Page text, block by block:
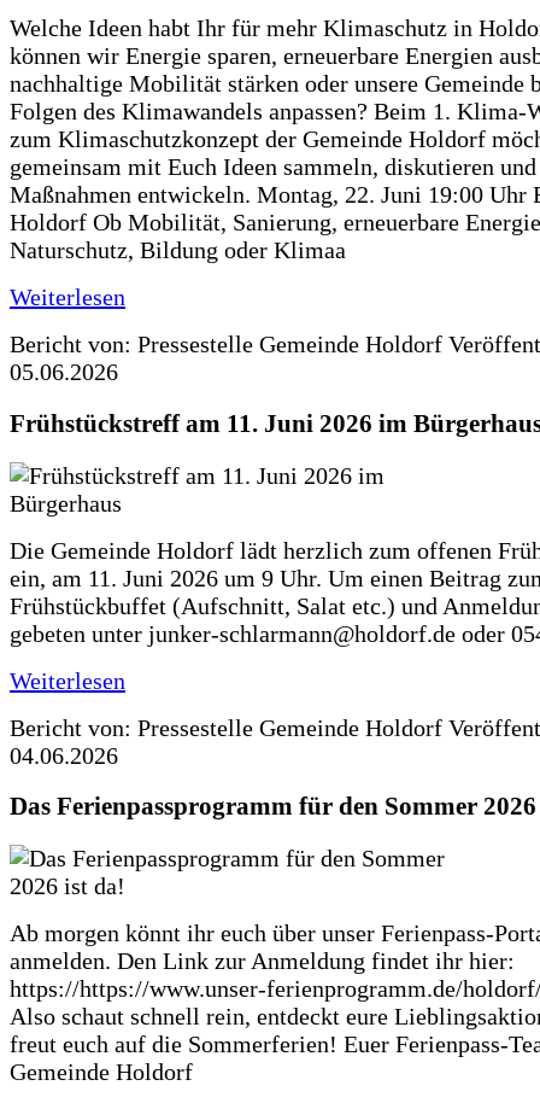
Welche Ideen habt Ihr für mehr Klimaschutz in
können wir Energie sparen, erneuerbare Energien
nachhaltige Mobilität stärken oder unsere Gemeinde
Folgen des Klimawandels anpassen? Beim 1. Klima-
zum Klimaschutzkonzept der Gemeinde Holdorf
gemeinsam mit Euch Ideen sammeln, diskutieren
Maßnahmen entwickeln. Montag, 22. Juni 19:00 Uhr
Holdorf Ob Mobilität, Sanierung, erneuerbare
Naturschutz, Bildung oder Klimaa
Weiterlesen
Bericht von: Pressestelle Gemeinde Holdorf
05.06.2026
Frühstückstreff am 11. Juni 2026 im
Die Gemeinde Holdorf lädt herzlich zum offenen
ein, am 11. Juni 2026 um 9 Uhr. Um einen Beitrag
Frühstückbuffet (Aufschnitt, Salat etc.) und
gebeten unter junker-schlarmann@holdorf.de oder
Weiterlesen
Bericht von: Pressestelle Gemeinde Holdorf
04.06.2026
Das Ferienpassprogramm für den Sommer
Ab morgen könnt ihr euch über unser Ferienpass-
anmelden. Den Link zur Anmeldung findet ihr hier:
https://https://www.unser-ferienprogramm.de/
Also schaut schnell rein, entdeckt eure
freut euch auf die Sommerferien! Euer Ferienpass-
Gemeinde Holdorf